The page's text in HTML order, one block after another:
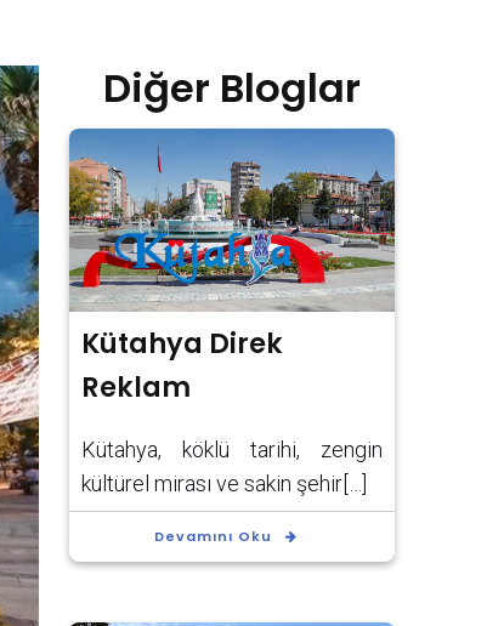
Diğer Bloglar
Kütahya Direk
Reklam
Kütahya, köklü tarihi, zengin
kültürel mirası ve sakin şehir[…]
Devamını Oku